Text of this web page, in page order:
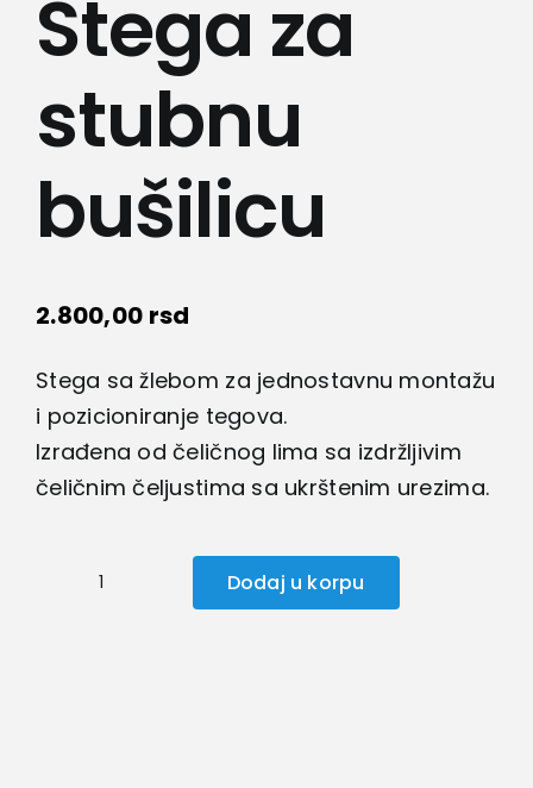
Kamere
Sport i razonoda
Svi proizvodi
Stega za
stubnu
bušilicu
2.800,00 rsd
Stega sa žlebom za jednostavnu montažu
i pozicioniranje tegova.
Izrađena od čeličnog lima sa izdržljivim
čeličnim čeljustima sa ukrštenim urezima.
Stega
Dodaj u korpu